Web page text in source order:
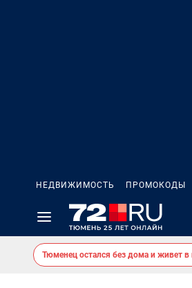
НЕДВИЖИМОСТЬ ПРОМОКОДЫ
Тюменец остался без дома и живет в